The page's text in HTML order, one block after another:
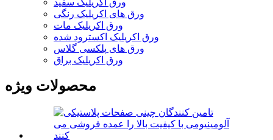
ورق های اکریلیک رنگی
ورق اکریلیک مات
ورق اکریلیک اکسترود شده
ورق های پلکسی گلاس
ورق اکریلیک براق
محصولات ویژه